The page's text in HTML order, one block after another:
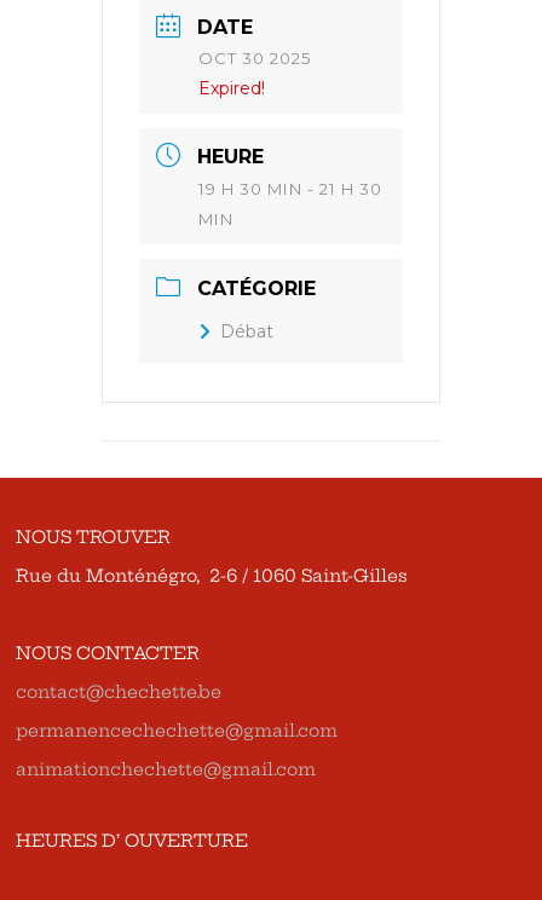
DATE
OCT 30 2025
Expired!
HEURE
19 H 30 MIN - 21 H 30
MIN
CATÉGORIE
Débat
NOUS TROUVER
Rue du Monténégro, 2-6 / 1060 Saint-Gilles
NOUS CONTACTER
contact@chechette.be
permanencechechette@gmail.com
animationchechette@gmail.com
HEURES D’ OUVERTURE